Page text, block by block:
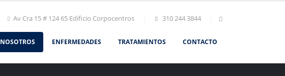
Av Cra 15 # 124 65 Edificio Corpocentros 310 244 3844
NOSOTROS ENFERMEDADES TRATAMIENTOS CONTACTO